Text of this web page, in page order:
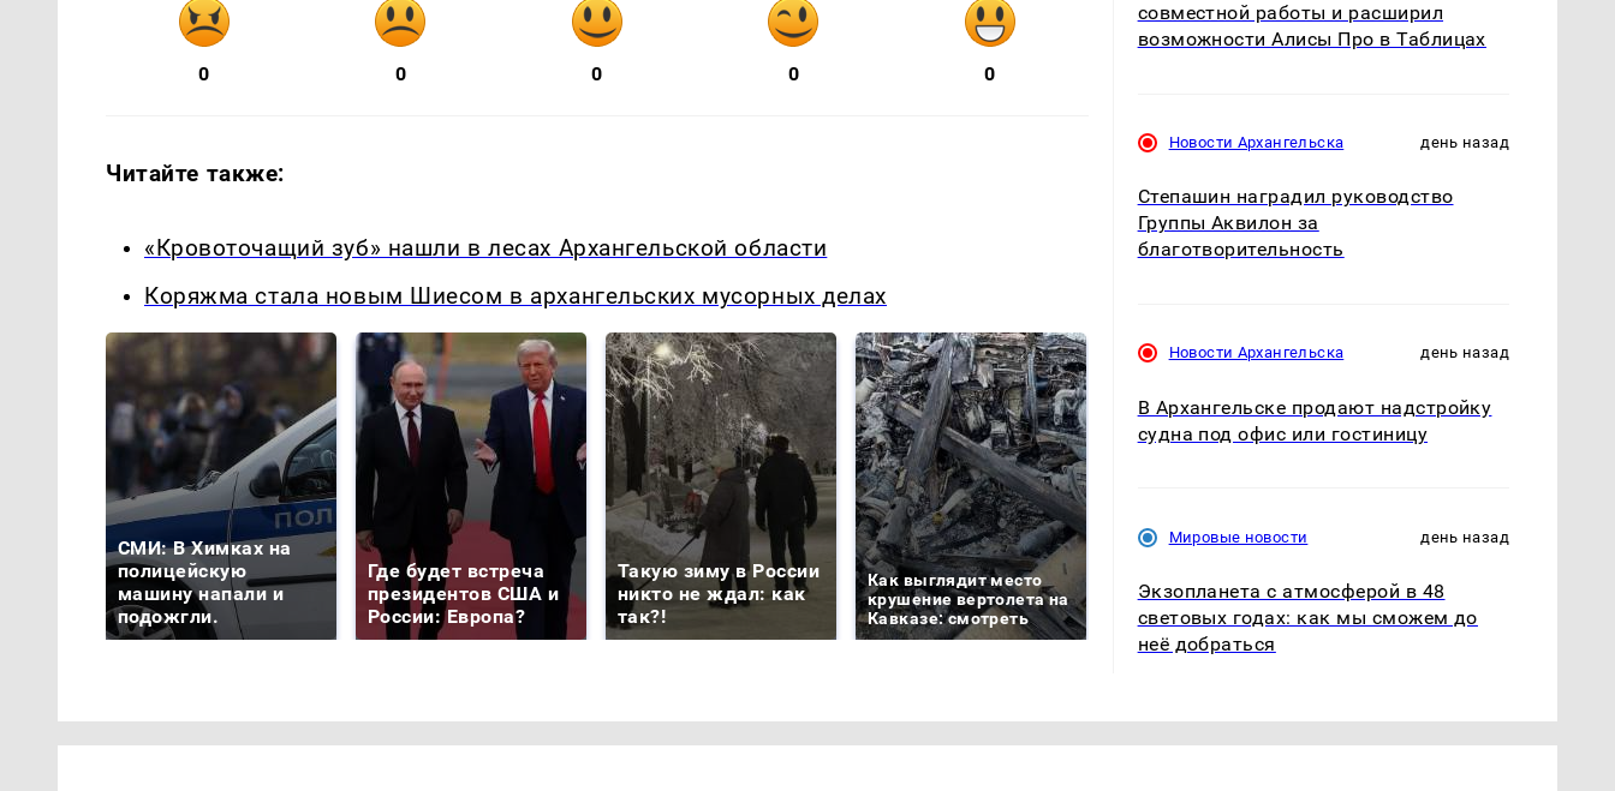
0 0 0 0 0
Читайте также:
«Кровоточащий зуб» нашли в лесах Архангельской области
Коряжма стала новым Шиесом в архангельских мусорных делах
СМИ: В Химках на
полицейскую
машину напали и
подожгли.
Где будет встреча
президентов США и
России: Европа?
Такую зиму в России
никто не ждал: как
так?!
Как выглядит место
крушение вертолета на
Кавказе: смотреть
были украдены 18
миллионов рублей
готовую еду из
магазина: список
совместной работы и расширил
возможности Алисы Про в Таблицах
Новости Архангельска день назад
Степашин наградил руководство
Группы Аквилон за
благотворительность
Новости Архангельска день назад
В Архангельске продают надстройку
судна под офис или гостиницу
Мировые новости день назад
Экзопланета с атмосферой в 48
световых годах: как мы сможем до
неё добраться